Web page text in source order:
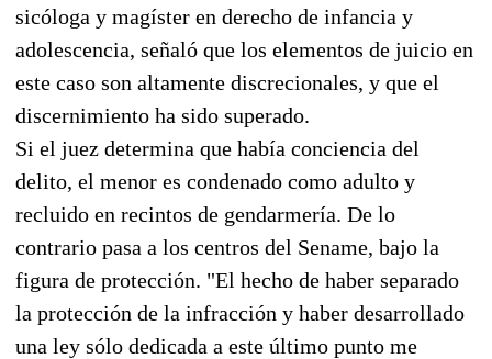
sicóloga y magíster en derecho de infancia y
adolescencia, señaló que los elementos de juicio en
este caso son altamente discrecionales, y que el
discernimiento ha sido superado.
Si el juez determina que había conciencia del
delito, el menor es condenado como adulto y
recluido en recintos de gendarmería. De lo
contrario pasa a los centros del Sename, bajo la
figura de protección. "El hecho de haber separado
la protección de la infracción y haber desarrollado
una ley sólo dedicada a este último punto me